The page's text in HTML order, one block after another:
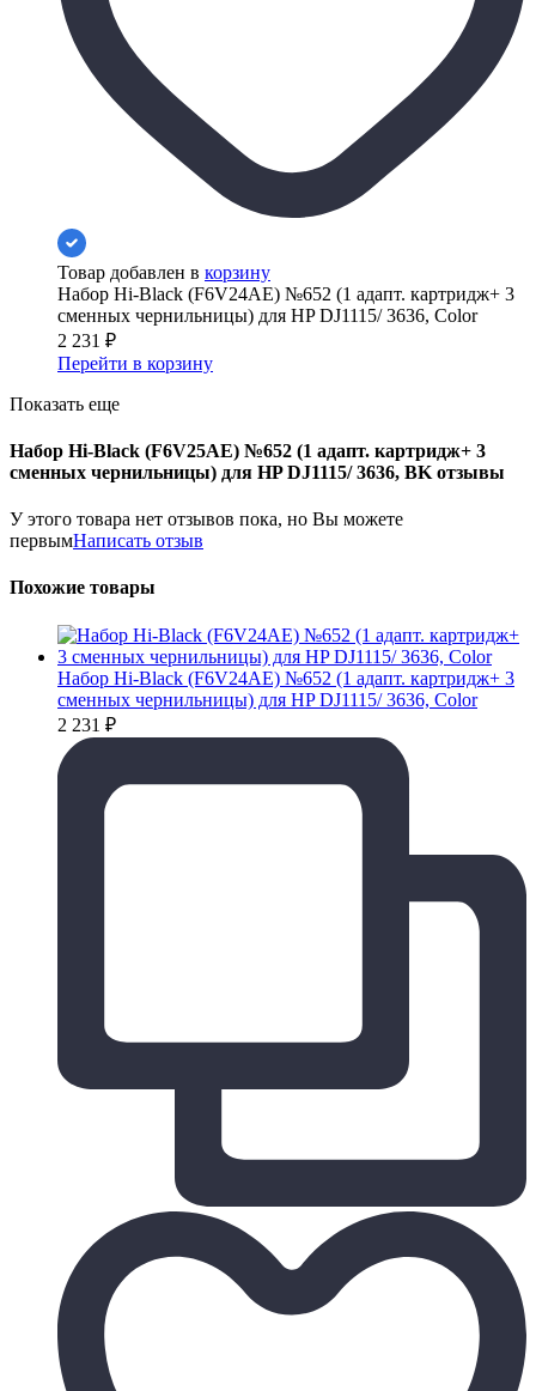
Товар добавлен в корзину
Набор Hi-Black (F6V24AE) №652 (1 адапт. картридж+ 3
сменных чернильницы) для HP DJ1115/ 3636, Color
2 231 ₽
Перейти в корзину
Показать еще
Набор Hi-Black (F6V25AE) №652 (1 адапт. картридж+ 3
сменных чернильницы) для HP DJ1115/ 3636, BK отзывы
У этого товара нет отзывов пока, но Вы можете
первымНаписать отзыв
Похожие товары
Набор Hi-Black (F6V24AE) №652 (1 адапт. картридж+ 3
сменных чернильницы) для HP DJ1115/ 3636, Color
2 231 ₽